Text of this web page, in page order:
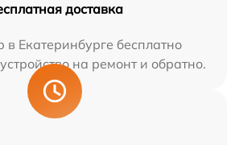
доставка
Екатеринбурге бесплатно
на ремонт и обратно.